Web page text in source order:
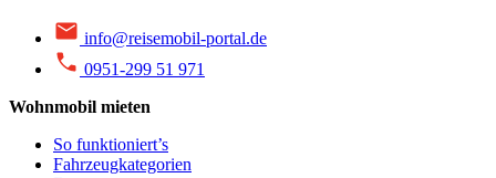
info@reisemobil-portal.de
0951-299 51 971
Wohnmobil mieten
So funktioniert’s
Fahrzeugkategorien